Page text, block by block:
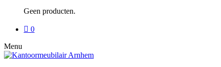
Geen producten.
0
Menu